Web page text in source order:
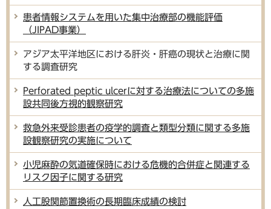
患者情報システムを用いた集中治療部の機能評価
（JIPAD事業）
アジア太平洋地区における肝炎・肝癌の現状と治療に関
する調査研究
Perforated peptic ulcerに対する治療法についての多施
設共同後方視的観察研究
救急外来受診患者の疫学的調査と類型分類に関する多施
設観察研究の実施について
小児麻酔の気道確保時における危機的合併症と関連する
リスク因子に関する研究
人工股関節置換術の長期臨床成績の検討